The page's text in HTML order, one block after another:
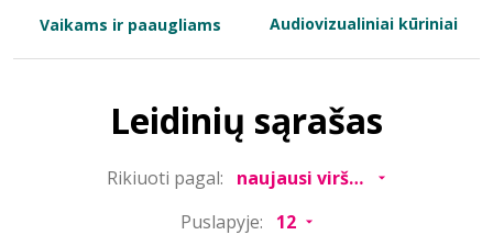
Bibliotekoms
Vaikams ir paaugliams Audiovizualiniai kūriniai
Leidinių sąrašas
Rikiuoti pagal:
Puslapyje: